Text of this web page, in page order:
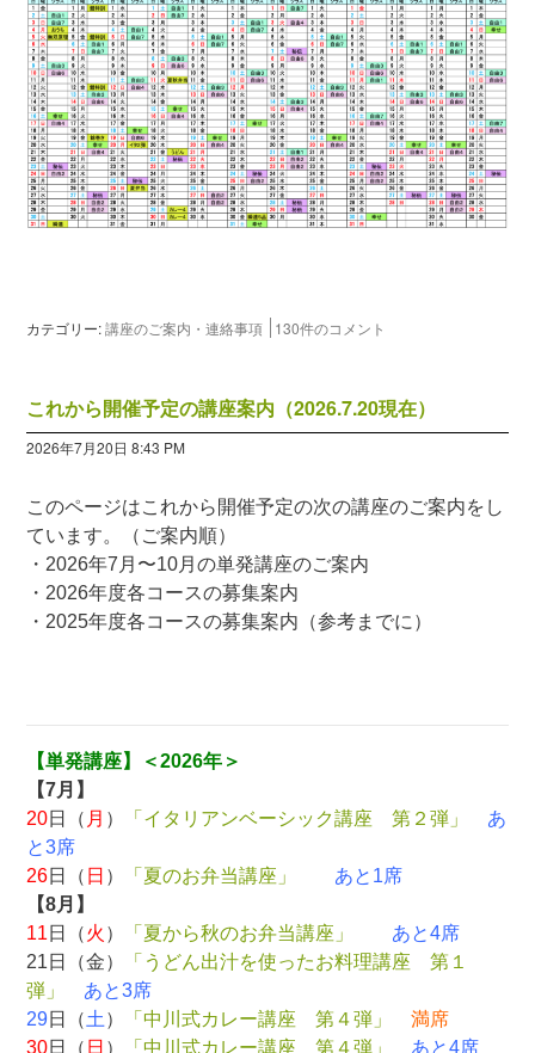
カテゴリー: 講座のご案内・連絡事項 130件のコメント
これから開催予定の講座案内（2026.7.20現在）
2026年7月20日 8:43 PM
このページはこれから開催予定の次の講座のご案内をし
ています。（ご案内順）
・2026年7月〜10月の単発講座のご案内
・2026年度各コースの募集案内
・2025年度各コースの募集案内（参考までに）
【単発講座】
＜2026年＞
【7月】
20日（ 月 ） 「イタリアンベーシック講座 第２弾」
あ
と3席
26日（ 日 ） 「夏のお弁当講座」
あと1席
【8月】
11 日（火 ） 「夏から秋のお弁当講座」
あと4席
21日（金）
「うどん出汁を使ったお料理講座 第１
弾」
あと3席
29日（土 ） 「中川式カレー講座 第４弾」
満席
30日（ 日 ） 「中川式カレー講座 第４弾」 あと4席